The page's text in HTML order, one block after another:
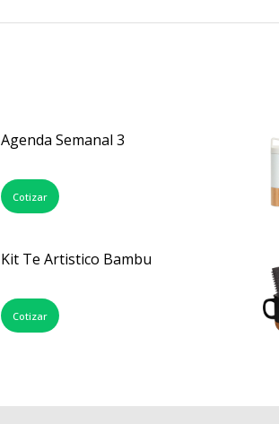
Agenda Semanal 3
Cotizar
Kit Te Artistico Bambu
Cotizar